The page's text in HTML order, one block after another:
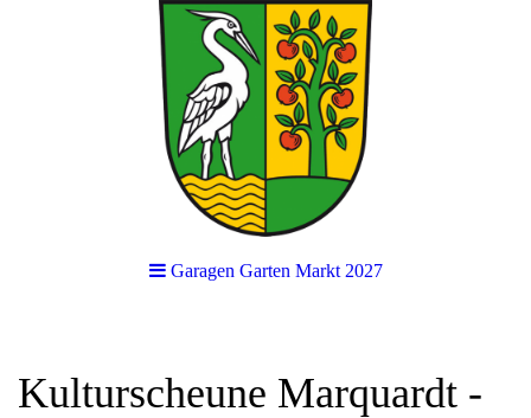
Garagen Garten Markt 2027
Kulturscheune Marquardt -